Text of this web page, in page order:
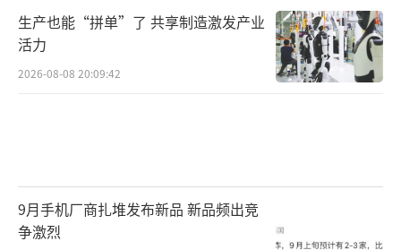
生产也能“拼单”了 共享制造激发产业
活力
2026-08-08 20:09:42
9月手机厂商扎堆发布新品 新品频出竞
争激烈